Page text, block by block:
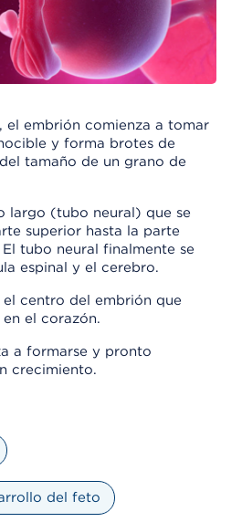
el embrión comienza a tomar
y forma brotes de
tamaño de un grano de
largo (tubo neural) que se
superior hasta la parte
tubo neural finalmente se
espinal y el cerebro.
centro del embrión que
el corazón.
a formarse y pronto
crecimiento.
del feto